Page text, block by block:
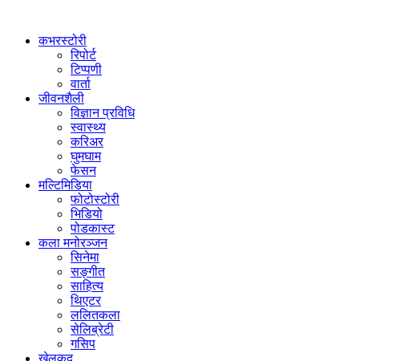
कभरस्टोरी
रिपोर्ट
टिप्पणी
वार्ता
जीवनशैली
विज्ञान प्रविधि
स्वास्थ्य
करिअर
घुमघाम
फेसन
मल्टिमिडिया
फोटोस्टोरी
भिडियो
पोडकास्ट
कला मनोरञ्जन
सिनेमा
सङ्गीत
साहित्य
थिएटर
ललितकला
सेलिब्रेटी
गसिप
खेलकुद